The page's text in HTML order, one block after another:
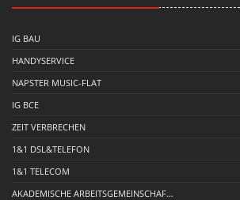
IG BAU
HANDYSERVICE
NAPSTER MUSIC-FLAT
IG BCE
ZEIT VERBRECHEN
1&1 DSL&TELEFON
1&1 TELECOM
AKADEMISCHE ARBEITSGEMEINSCHAF…